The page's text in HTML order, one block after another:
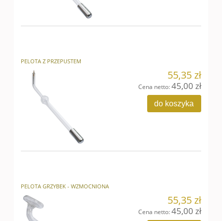
PELOTA Z PRZEPUSTEM
55,35 zł
Cena netto:45,00 zł
do koszyka
PELOTA GRZYBEK - WZMOCNIONA
55,35 zł
Cena netto:45,00 zł